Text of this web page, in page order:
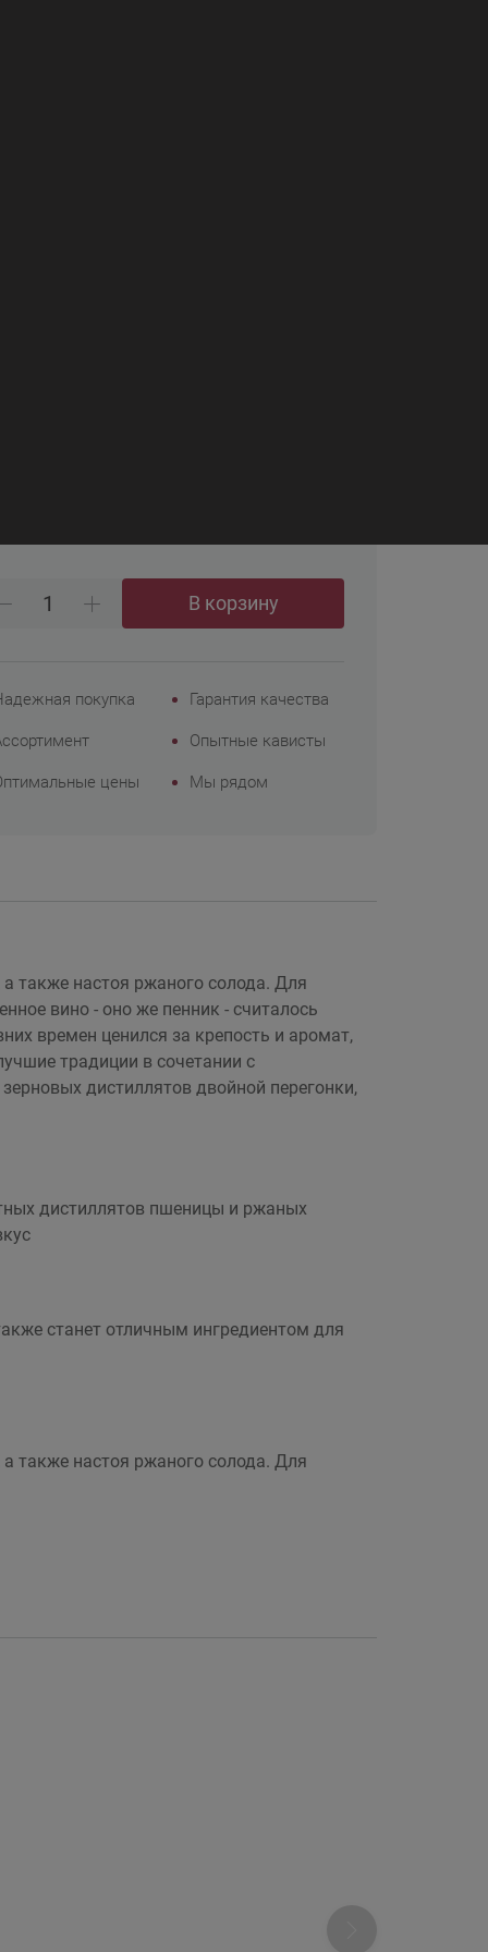
В корзину
покупка Гарантия качества
Опытные кависты
цены Мы рядом
также настоя ржаного солода. Для
вино - оно же пенник - считалось
времен ценился за крепость и аромат,
традиции в сочетании с
дистиллятов двойной перегонки,
дистиллятов пшеницы и ржаных
станет отличным ингредиентом для
также настоя ржаного солода. Для